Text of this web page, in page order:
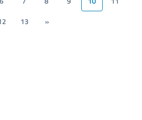
13 »